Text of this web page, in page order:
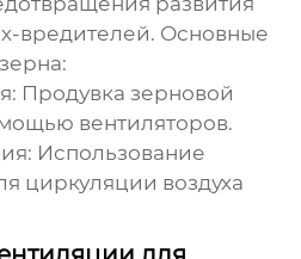
вредителей. Основные
Продувка зерновой
вентиляторов.
Использование
циркуляции воздуха